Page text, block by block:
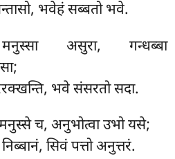
भवेहं सब्बतो भवे.
मनुस्सा असुरा, गन्धब्बा
भवे संसरतो सदा.
च, अनुभोत्वा उभो यसे;
सिवं पत्तो अनुत्तरं.